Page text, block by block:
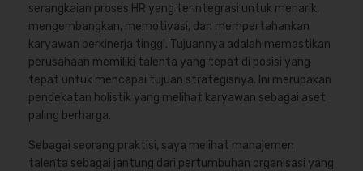
serangkaian proses HR yang terintegrasi untuk menarik,
mengembangkan, memotivasi, dan mempertahankan
karyawan berkinerja tinggi. Tujuannya adalah memastikan
perusahaan memiliki talenta yang tepat di posisi yang
tepat untuk mencapai tujuan strategisnya. Ini merupakan
pendekatan holistik yang melihat karyawan sebagai aset
paling berharga.
Sebagai seorang praktisi, saya melihat manajemen
talenta sebagai jantung dari pertumbuhan organisasi yang